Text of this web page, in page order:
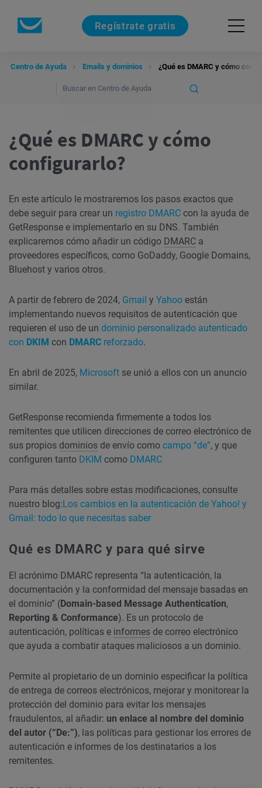
Regístrate gratis
Centro de Ayuda Emails y dominios ¿Qué es DMARC y cómo
¿Qué es DMARC y cómo
configurarlo?
En este artículo le mostraremos los pasos exactos que
debe seguir para crear un registro DMARC con la ayuda de
GetResponse e implementarlo en su DNS. También
explicaremos cómo añadir un código DMARC a
proveedores específicos, como GoDaddy, Google Domains,
Bluehost y varios otros.
A partir de febrero de 2024, Gmail y Yahoo están
implementando nuevos requisitos de autenticación que
requieren el uso de un dominio personalizado autenticado
con DKIM con DMARC reforzado.
En abril de 2025, Microsoft se unió a ellos con un anuncio
similar.
GetResponse recomienda firmemente a todos los
remitentes que utilicen direcciones de correo electrónico de
sus propios dominios de envío como campo “de”, y que
configuren tanto DKIM como DMARC
Para más detalles sobre estas modificaciones, consulte
nuestro blog:Los cambios en la autenticación de Yahoo! y
Gmail: todo lo que necesitas saber
Qué es DMARC y para qué sirve
El acrónimo DMARC representa “la autenticación, la
documentación y la conformidad del mensaje basadas en
el dominio” (Domain-based Message Authentication,
Reporting & Conformance). Es un protocolo de
autenticación, políticas e informes de correo electrónico
que ayuda a combatir ataques maliciosos a un dominio.
Permite al propietario de un dominio especificar la política
de entrega de correos electrónicos, mejorar y monitorear la
protección del dominio para evitar los mensajes
fraudulentos, al añadir: un enlace al nombre del dominio
del autor (“De:”), las políticas para gestionar los errores de
autenticación e informes de los destinatarios a los
remitentes.